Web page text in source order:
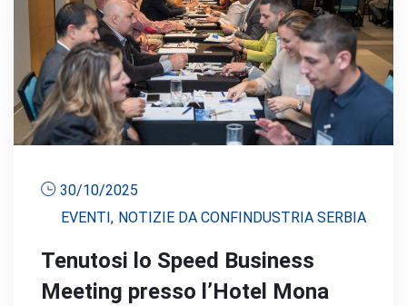
30/10/2025
EVENTI , NOTIZIE DA CONFINDUSTRIA SERBIA
Tenutosi lo Speed Business
Meeting presso l’Hotel Mona